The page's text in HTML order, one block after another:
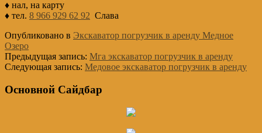
♦ нал, на карту
♦ тел. 8 966 929 62 92 Слава
Опубликовано в Экскаватор погрузчик в аренду Медное
Озеро
Предыдущая запись: Мга экскаватор погрузчик в аренду
Следующая запись: Медовое экскаватор погрузчик в аренду
Основной Сайдбар